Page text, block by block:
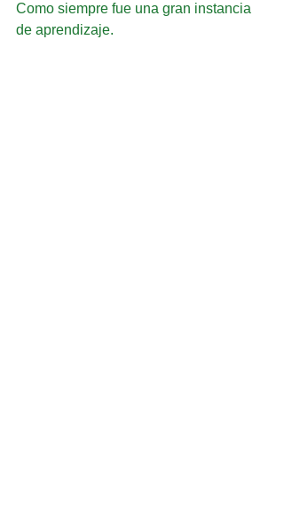
Como siempre fue una gran instancia
de aprendizaje.